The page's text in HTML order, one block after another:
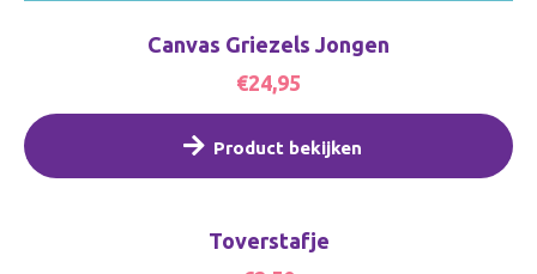
Canvas Griezels Jongen
€24,95
Product bekijken
Toverstafje